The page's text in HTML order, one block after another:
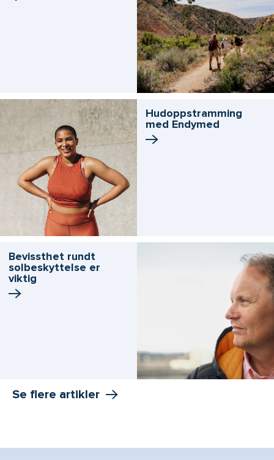
Hudoppstramming
med Endymed
Bevissthet rundt
solbeskyttelse er
viktig
Se flere artikler